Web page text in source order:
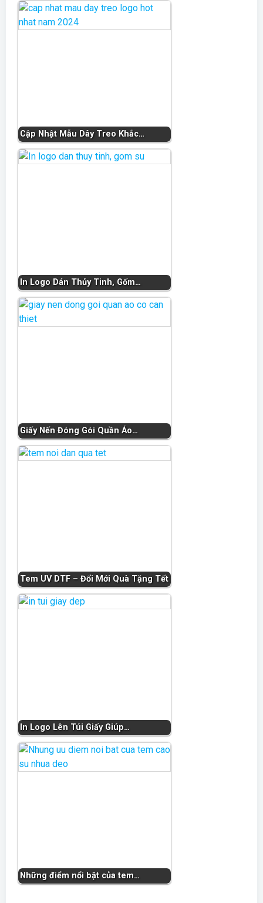
Cập Nhật Mẫu Dây Treo Khắc…
In Logo Dán Thủy Tinh, Gốm…
Giấy Nến Đóng Gói Quần Áo…
Tem UV DTF – Đổi Mới Quà Tặng Tết
In Logo Lên Túi Giấy Giúp…
Những điểm nổi bật của tem…